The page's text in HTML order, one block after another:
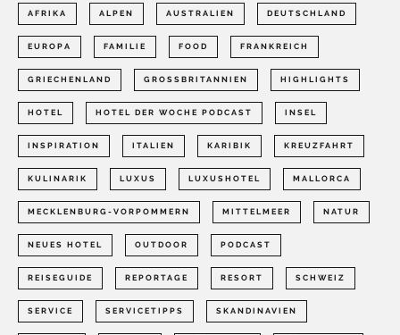
AFRIKA ALPEN AUSTRALIEN DEUTSCHLAND
EUROPA FAMILIE FOOD FRANKREICH
GRIECHENLAND GROSSBRITANNIEN HIGHLIGHTS
HOTEL HOTEL DER WOCHE PODCAST INSEL
INSPIRATION ITALIEN KARIBIK KREUZFAHRT
KULINARIK LUXUS LUXUSHOTEL MALLORCA
MECKLENBURG-VORPOMMERN MITTELMEER NATUR
NEUES HOTEL OUTDOOR PODCAST
REISEGUIDE REPORTAGE RESORT SCHWEIZ
SERVICE SERVICETIPPS SKANDINAVIEN